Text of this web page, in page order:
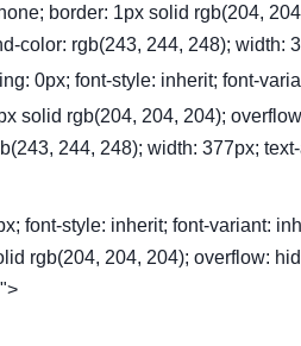
border: 1px solid rgb(204,
color: rgb(243, 244, 248); width:
0px; font-style: inherit; font-
solid rgb(204, 204, 204);
244, 248); width: 377px;
font-style: inherit; font-variant:
rgb(204, 204, 204); overflow: